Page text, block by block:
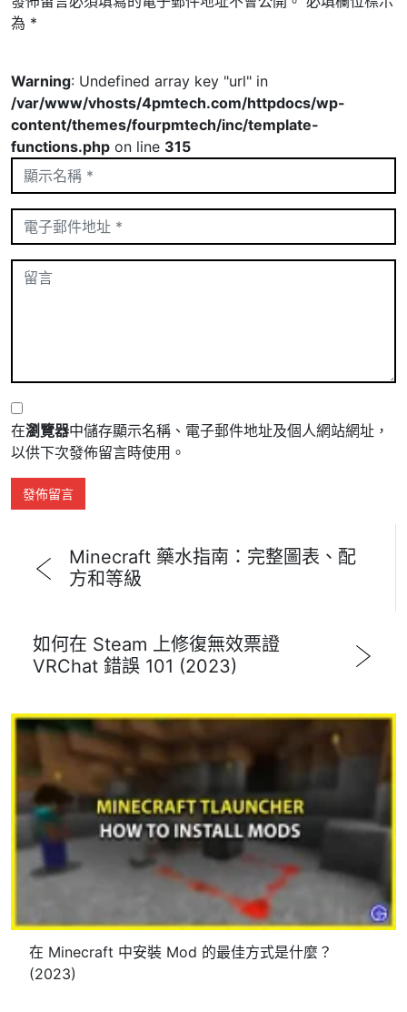
為 *
Warning: Undefined array key "url" in
/var/www/vhosts/4pmtech.com/httpdocs/wp-
content/themes/fourpmtech/inc/template-
functions.php on line 315
在瀏覽器中儲存顯示名稱、電子郵件地址及個人網站網址，
以供下次發佈留言時使用。
Minecraft 藥水指南：完整圖表、配
方和等級
如何在 Steam 上修復無效票證
VRChat 錯誤 101 (2023)
在 Minecraft 中安裝 Mod 的最佳方式是什麼？
(2023)